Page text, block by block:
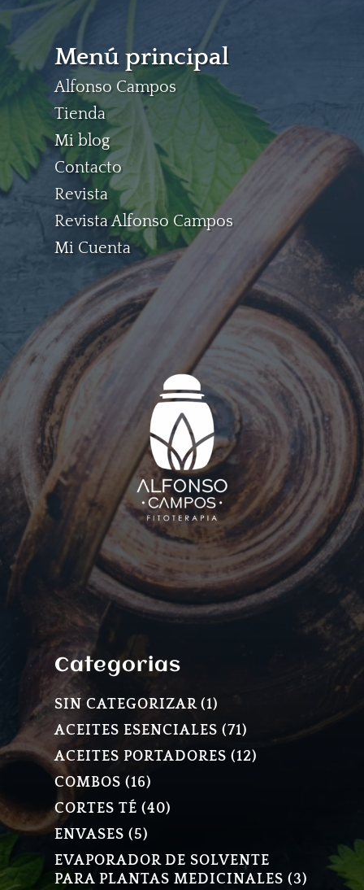
Menú principal
Alfonso Campos
Tienda
Mi blog
Contacto
Revista
Revista Alfonso Campos
Mi Cuenta
Categorias
SIN CATEGORIZAR 11
PRODUCTO
ACEITES ESENCIALES 7171
PRODUCTOS
ACEITES PORTADORES 1212
COMBOS 1616
PRODUCTOS
CORTES TÉ 4040
ENVASES 55
PRODUCTOS
EVAPORADOR DE SOLVENTE
PARA PLANTAS MEDICINALES
33